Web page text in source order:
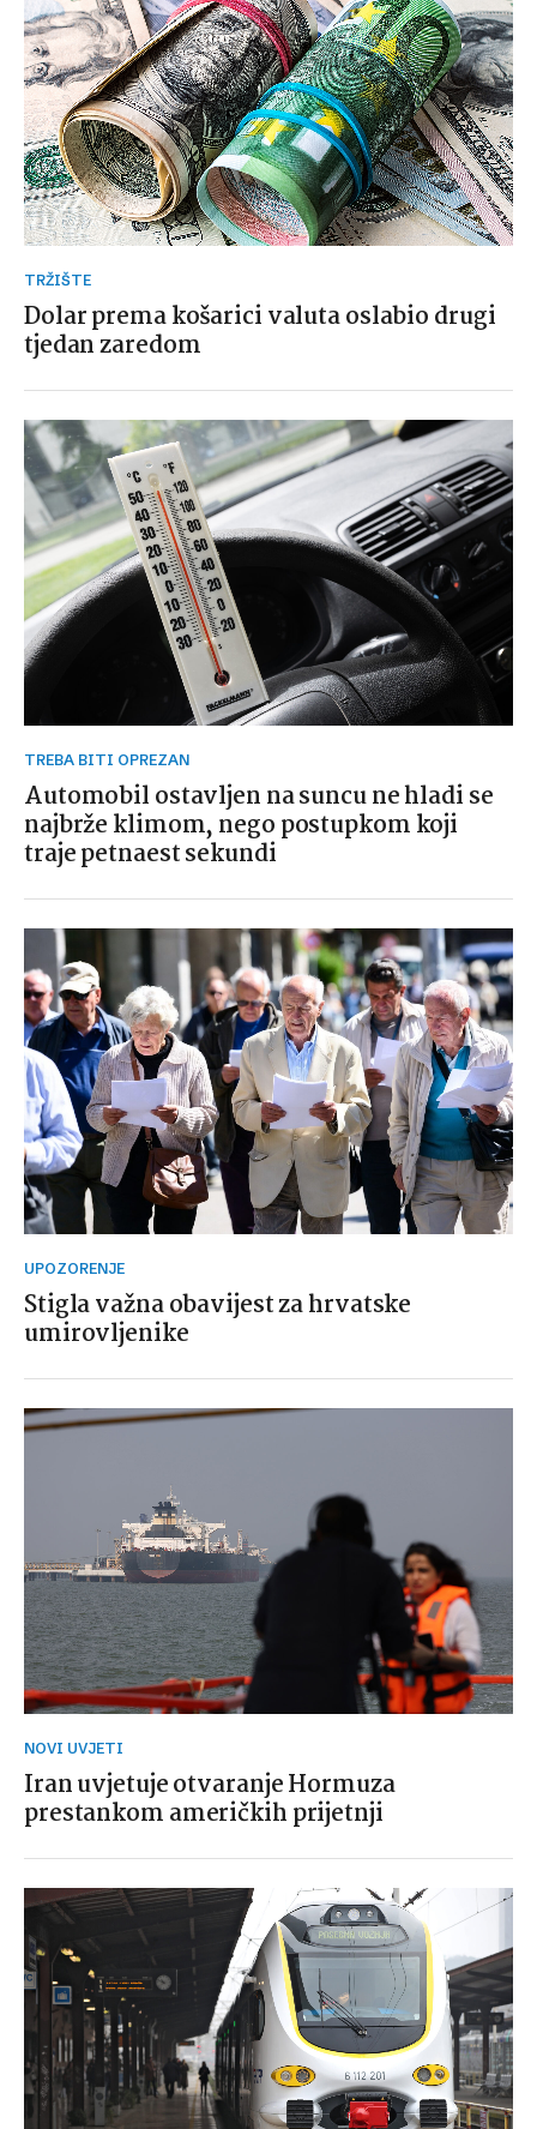
TRŽIŠTE
Dolar prema košarici valuta oslabio drugi
tjedan zaredom
TREBA BITI OPREZAN
Automobil ostavljen na suncu ne hladi se
najbrže klimom, nego postupkom koji
traje petnaest sekundi
UPOZORENJE
Stigla važna obavijest za hrvatske
umirovljenike
NOVI UVJETI
Iran uvjetuje otvaranje Hormuza
prestankom američkih prijetnji